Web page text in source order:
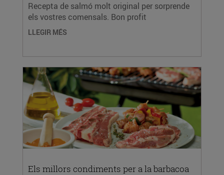
Recepta de salmó molt original per sorprende
els vostres comensals. Bon profit
LLEGIR MÉS
Els millors condiments per a la barbacoa